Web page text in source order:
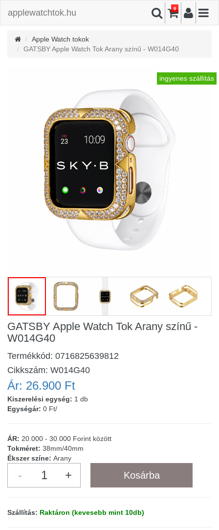
applewatchtok.hu 0
Apple Watch tokok
GATSBY Apple Watch Tok Arany színű - W014G40
ingyenes szállítás
GATSBY Apple Watch Tok Arany színű -
W014G40
Termékkód: 0716825639812
Cikkszám: W014G40
Ár: 26.900 Ft
Kiszerelési egység: 1 db
Egységár: 0 Ft/
ÁR: 20.000 - 30.000 Forint között
Tokméret: 38mm/40mm
Ékszer színe: Arany
Szállítás: Raktáron (kevesebb mint 10db)